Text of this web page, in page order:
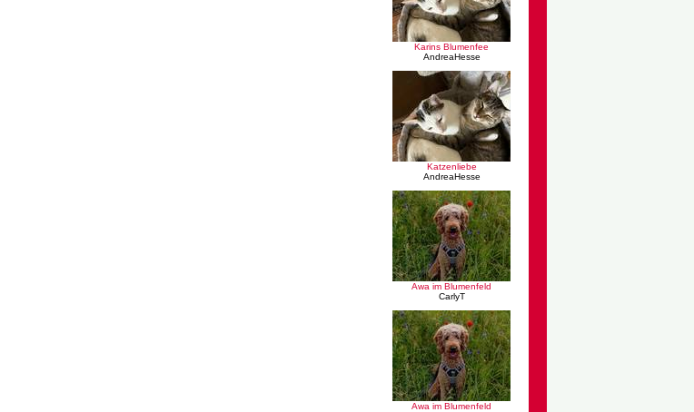
Karins Blumenfee
AndreaHesse
Katzenliebe
AndreaHesse
Awa im Blumenfeld
CarlyT
Awa im Blumenfeld